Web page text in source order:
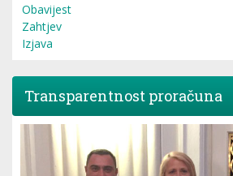
Obavijest
Zahtjev
Izjava
Transparentnost proračuna